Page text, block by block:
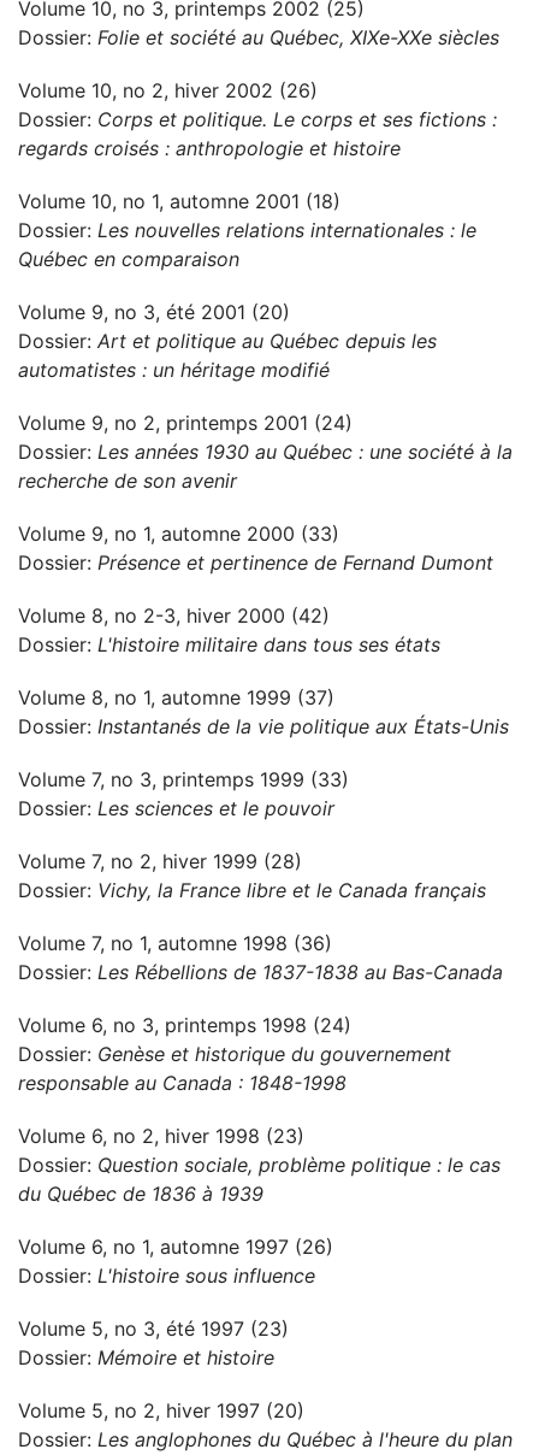
Volume 10, no 3, printemps 2002 (25)
Dossier: Folie et société au Québec, XIXe-XXe siècles
Volume 10, no 2, hiver 2002 (26)
Dossier: Corps et politique. Le corps et ses fictions :
regards croisés : anthropologie et histoire
Volume 10, no 1, automne 2001 (18)
Dossier: Les nouvelles relations internationales : le
Québec en comparaison
Volume 9, no 3, été 2001 (20)
Dossier: Art et politique au Québec depuis les
automatistes : un héritage modifié
Volume 9, no 2, printemps 2001 (24)
Dossier: Les années 1930 au Québec : une société à la
recherche de son avenir
Volume 9, no 1, automne 2000 (33)
Dossier: Présence et pertinence de Fernand Dumont
Volume 8, no 2-3, hiver 2000 (42)
Dossier: L'histoire militaire dans tous ses états
Volume 8, no 1, automne 1999 (37)
Dossier: Instantanés de la vie politique aux États-Unis
Volume 7, no 3, printemps 1999 (33)
Dossier: Les sciences et le pouvoir
Volume 7, no 2, hiver 1999 (28)
Dossier: Vichy, la France libre et le Canada français
Volume 7, no 1, automne 1998 (36)
Dossier: Les Rébellions de 1837-1838 au Bas-Canada
Volume 6, no 3, printemps 1998 (24)
Dossier: Genèse et historique du gouvernement
responsable au Canada : 1848-1998
Volume 6, no 2, hiver 1998 (23)
Dossier: Question sociale, problème politique : le cas
du Québec de 1836 à 1939
Volume 6, no 1, automne 1997 (26)
Dossier: L'histoire sous influence
Volume 5, no 3, été 1997 (23)
Dossier: Mémoire et histoire
Volume 5, no 2, hiver 1997 (20)
Dossier: Les anglophones du Québec à l'heure du plan